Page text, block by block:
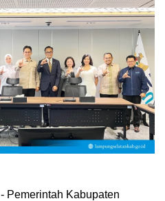
- Pemerintah Kabupaten